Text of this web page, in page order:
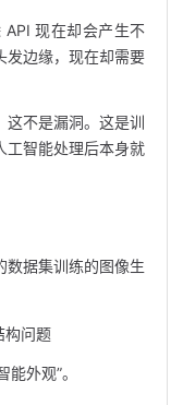
现在却会产生不
发边缘，现在却需要
这不是漏洞。这是训
工智能处理后本身就
数据集训练的图像生
构问题
外观”。